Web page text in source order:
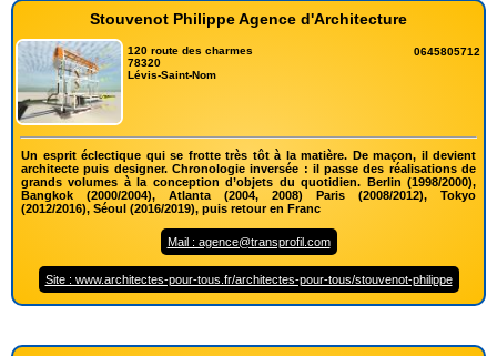
Stouvenot Philippe Agence d'Architecture
120 route des charmes
78320
Lévis-Saint-Nom
0645805712
Un esprit éclectique qui se frotte très tôt à la matière. De maçon, il devient
architecte puis designer. Chronologie inversée : il passe des réalisations de
grands volumes à la conception d’objets du quotidien. Berlin (1998/2000),
Bangkok (2000/2004), Atlanta (2004, 2008) Paris (2008/2012), Tokyo
(2012/2016), Séoul (2016/2019), puis retour en Franc
Mail : agence@transprofil.com
Site : www.architectes-pour-tous.fr/architectes-pour-tous/stouvenot-philippe